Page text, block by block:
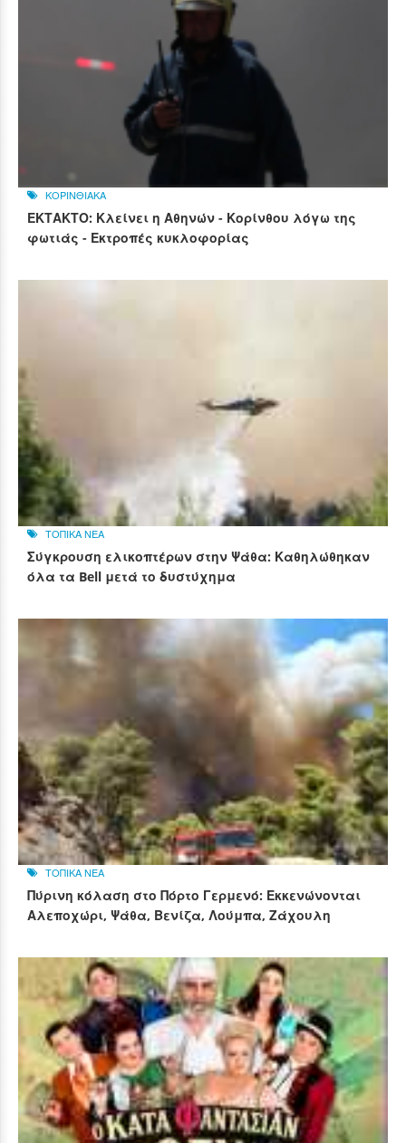
ΚΟΡΙΝΘΙΑΚΑ
ΕΚΤΑΚΤΟ: Κλείνει η Αθηνών - Κορίνθου λόγω της
φωτιάς - Εκτροπές κυκλοφορίας
ΤΟΠΙΚΑ ΝΕΑ
Σύγκρουση ελικοπτέρων στην Ψάθα: Καθηλώθηκαν
όλα τα Bell μετά το δυστύχημα
ΤΟΠΙΚΑ ΝΕΑ
Πύρινη κόλαση στο Πόρτο Γερμενό: Εκκενώνονται
Αλεποχώρι, Ψάθα, Βενίζα, Λούμπα, Ζάχουλη